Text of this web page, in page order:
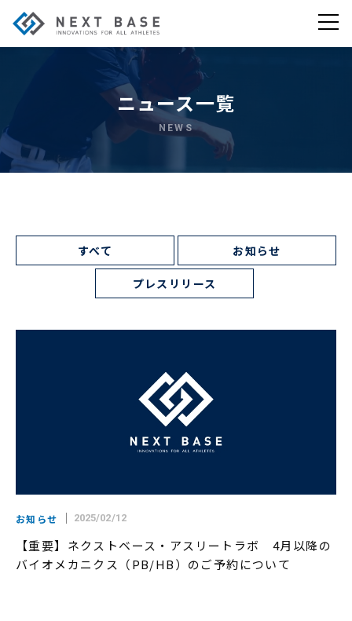
ニュース一覧
NEWS
すべて お知らせ
プレスリリース
お知らせ 2025/02/12
【重要】ネクストベース・アスリートラボ 4月以降の
バイオメカニクス（PB/HB）のご予約について